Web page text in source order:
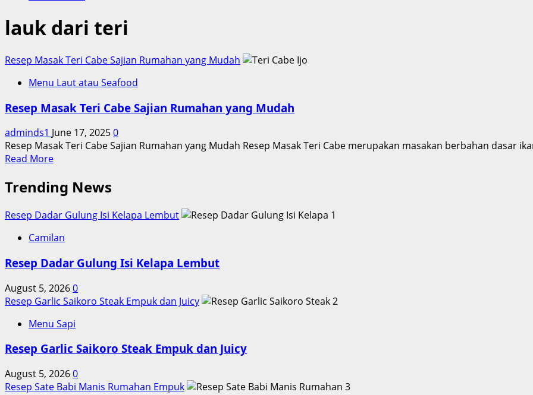
lauk dari teri
Resep Masak Teri Cabe Sajian Rumahan yang Mudah
Menu Laut atau Seafood
Resep Masak Teri Cabe Sajian Rumahan yang Mudah
adminds1 June 17, 20250
Resep Masak Teri Cabe Sajian Rumahan yang Mudah Resep Masak Teri Cabe merupakan masakan berbahan dasar
Read MoreRead
about
Resep
Masak
Teri
Cabe
Rumahan
Mudah
Trending News
Resep Dadar Gulung Isi Kelapa Lembut
1
Camilan
Resep Dadar Gulung Isi Kelapa Lembut
August 5, 20260
Resep Garlic Saikoro Steak Empuk dan Juicy
2
Menu Sapi
Resep Garlic Saikoro Steak Empuk dan Juicy
August 5, 20260
Resep Sate Babi Manis Rumahan Empuk
3